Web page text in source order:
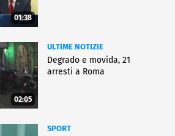
01:38
02:05
ULTIME NOTIZIE
Degrado e movida, 21
arresti a Roma
SPORT